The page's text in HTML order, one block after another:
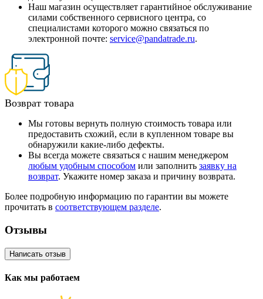
Наш магазин осуществляет гарантийное обслуживание
силами собственного сервисного центра, со
специалистами которого можно связаться по
электронной почте: service@pandatrade.ru.
Возврат товара
Мы готовы вернуть полную стоимость товара или
предоставить схожий, если в купленном товаре вы
обнаружили какие-либо дефекты.
Вы всегда можете связаться с нашим менеджером
любым удобным способом или заполнить заявку на
возврат. Укажите номер заказа и причину возврата.
Более подробную информацию по гарантии вы можете
прочитать в соответствующем разделе.
Отзывы
Написать отзыв
Как мы работаем